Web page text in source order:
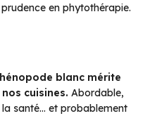
en phytothérapie.
blanc mérite
cuisines. Abordable,
santé… et probablement